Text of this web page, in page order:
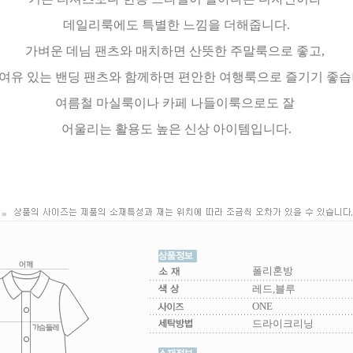
데일리룩에도 특별한 느낌을 더해줍니다.
가벼운 데님 팬츠와 매치하면 산뜻한 주말룩으로 좋고,
유 있는 밴딩 팬츠와 함께하면 편안한 여행룩으로 즐기기 좋
여름철 마실룩이나 카페 나들이룩으로도 잘
어울리는 활용도 높은 신상 아이템입니다.
폴리혼방
레드,블루
ONE
드라이크리닝